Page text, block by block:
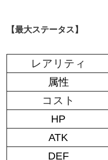
【最大ステータス】
レアリティ
属性
コスト
HP
ATK
DEF